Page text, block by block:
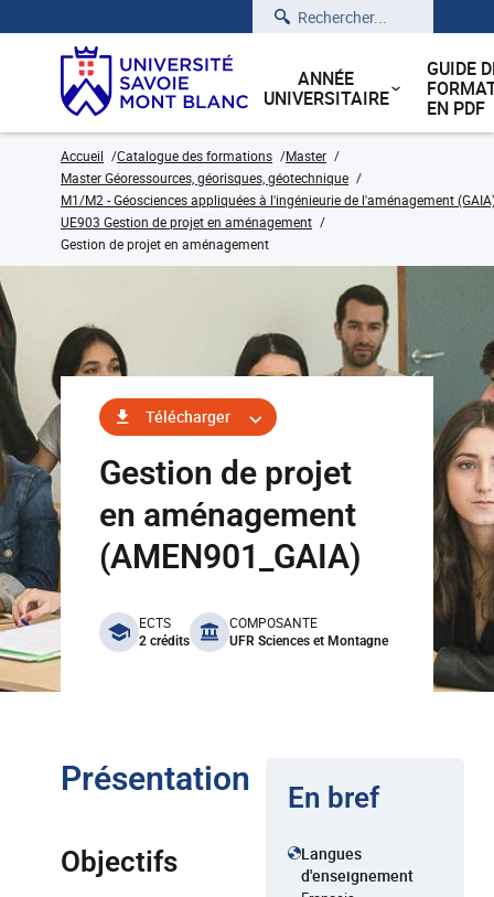
Rechercher
ANNÉE
UNIVERSITAIRE
GUIDE
EN PDF
Accueil Catalogue des formations
Master
Master Géoressources, géorisques, géotechnique
M1/M2 - Géosciences appliquées à l'ingénieurie de l'aménagement
UE903 Gestion de projet en aménagement
Gestion de projet en aménagement
Télécharger
Gestion de projet
en aménagement
(AMEN901_GAIA)
benefits
ECTS
2 crédits
COMPOSANTE
UFR Sciences et Montagne
Présentation
Objectifs
En bref
Langues
d'enseignement